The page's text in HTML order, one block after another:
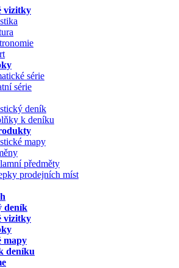
vizitky
série
série
deník
k deníku
mapy
předměty
prodejních míst
deník
vizitky
mapy
deníku